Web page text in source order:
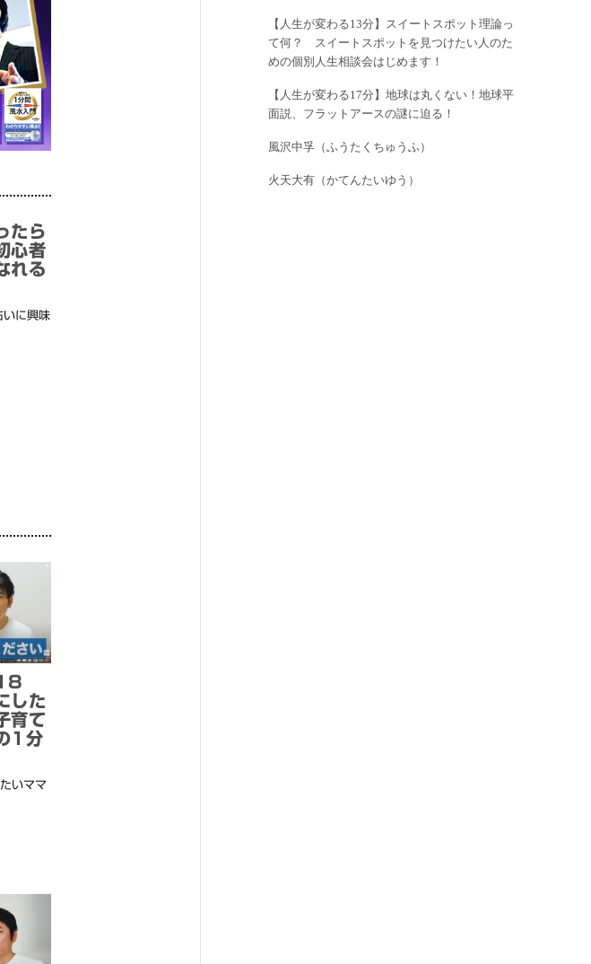
たら
心者
れる
いに興味
した
育て
1分
いママ
【人生が変わる13分】スイートスポット理論っ
て何？ スイートスポットを見つけたい人のた
めの個別人生相談会はじめます！
【人生が変わる17分】地球は丸くない！地球平
面説、フラットアースの謎に迫る！
風沢中孚（ふうたくちゅうふ）
火天大有（かてんたいゆう）